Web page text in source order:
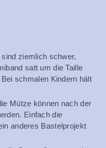
ziemlich schwer,
satt um die Taille
schmalen Kindern hält
Mütze können nach der
Einfach die
anderes Bastelprojekt